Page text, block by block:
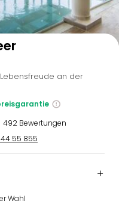
Auf der Karte anzeigen
an der
492 Bewertungen
55 855
Wahl